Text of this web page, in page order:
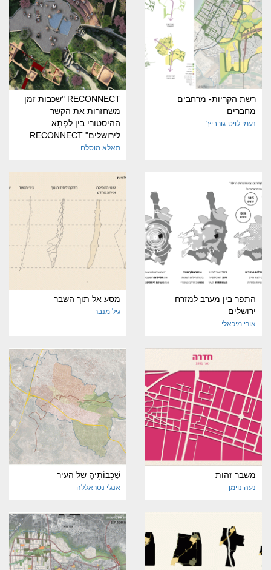
רשת הקריות- מרחבים
מחברים
נעמי לויט-גורביץ'
RECONNECT "שכבות זמן
משחזרות את הקשר
ההיסטורי בין לִפְתָא
לירושלים" RECONNECT
תאלא מוסלם
התפר בין מערב למזרח
ירושלים
אורי מיכאלי
מסע אל תוך השבר
גיל מנבר
משבר זהות
נעה נוימן
שִׁכְבוֹתֶיהָ של העיר
אנג'י נסראללה